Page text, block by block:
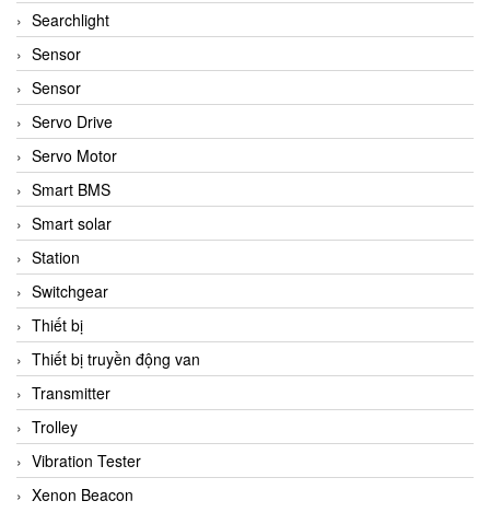
Searchlight
Sensor
Sensor
Servo Drive
Servo Motor
Smart BMS
Smart solar
Station
Switchgear
Thiết bị
Thiết bị truyền động van
Transmitter
Trolley
Vibration Tester
Xenon Beacon